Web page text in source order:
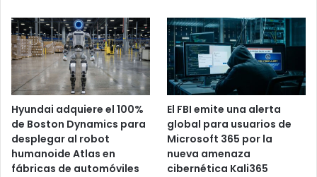
Hyundai adquiere el 100%
de Boston Dynamics para
desplegar al robot
humanoide Atlas en
fábricas de automóviles
El FBI emite una alerta
global para usuarios de
Microsoft 365 por la
nueva amenaza
cibernética Kali365